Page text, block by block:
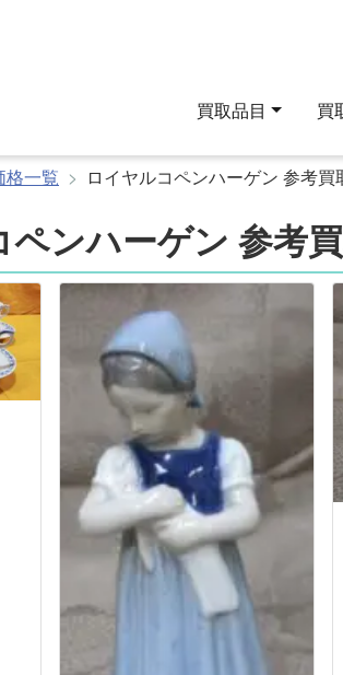
買取品目 買
格一覧 ロイヤルコペンハーゲン 参考買
ペンハーゲン 参考